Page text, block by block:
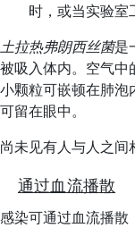
时，或当实验室
土拉热弗朗西丝菌是
被吸入体内。空气中
小颗粒可嵌顿在肺泡
可留在眼中。
尚未见有人与人之间
通过血流播散
感染可通过血流播散